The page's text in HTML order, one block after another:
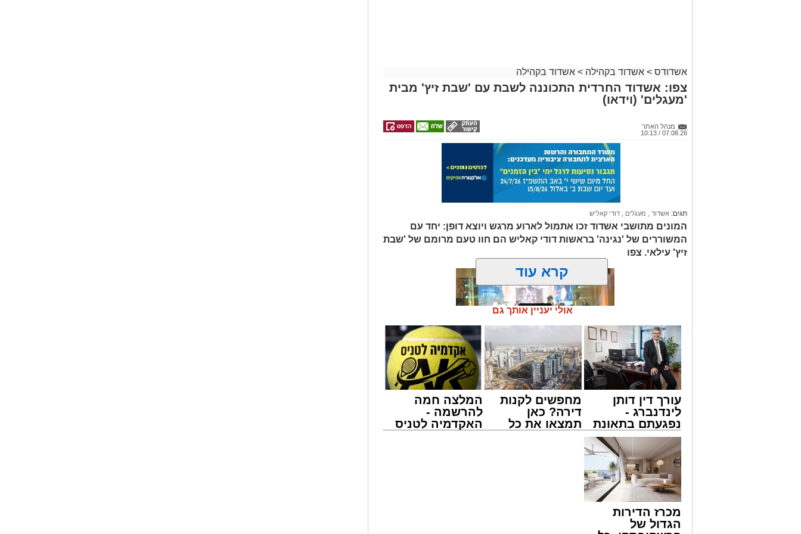
אשדודס > אשדוד בקהילה > אשדוד בקהילה
צפו: אשדוד החרדית התכוננה לשבת עם 'שבת זיץ' מבית
'מעגלים' (וידאו)
מנהל האתר
07.08.26 / 10:13
תגים: אשדוד מעגלים דודי קאליש
המונים מתושבי אשדוד זכו אתמול לארוע מרגש ויוצא דופן: יחד עם
המשוררים של 'נגינה' בראשות דודי קאליש הם חוו טעם מרומם של 'שבת
זיץ' עילאי. צפו
זה היה ארוע יוצא דופן. בלי מילים.
במשך שעות ארוכות של ליל שישי, נהנו המונים מתושבי אשדוד מהארוע המרכזי של
'מעגלים'. ואכן, כפי שהובטח, לא היה מדובר במופע שגרתי, אלא במעמד של טיש
חסידי אותנטי, שהצליח לסחוף אליו את ההמונים מעומק ימי החולין - אל תוך
האווירה השבתית של חצרות הקודש.
קרא עוד
אולי יעניין אותך גם
עורך דין דותן
לינדנברג -
נפגעתם בתאונת
דרכים לחצו
לקבל מה שמגיע
לכם
מחפשים לקנות
דירה? כאן
תמצאו את כל
המלצה חמה
להרשמה -
האקדמיה לטניס
מכרז הדירות
הגדול של